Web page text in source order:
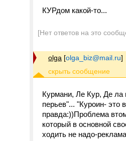
КУРдом какой-то...
[Нет ответов на это
olga [olga_biz@mail.ru]
Курмани, Ле Кур, Де ла
перьев"... "Куроин- это
правда:))Проблема
который в основной
ходить не надо-